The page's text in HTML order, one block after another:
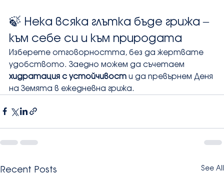
🍃 Нека всяка глътка бъде грижа –
към себе си и към природата
Изберете отговорността, без да жертвате
удобството. Заедно можем да съчетаем
хидратация с устойчивост и да превърнем Деня
на Земята в ежедневна грижа.
Recent Posts See All